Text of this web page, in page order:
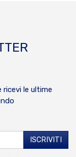
le ultime